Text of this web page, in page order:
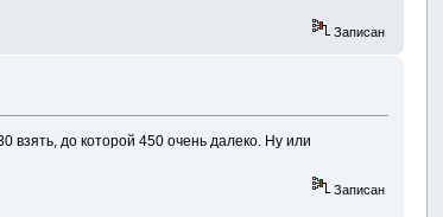
Записан
взять, до которой 450 очень далеко. Ну или
Записан